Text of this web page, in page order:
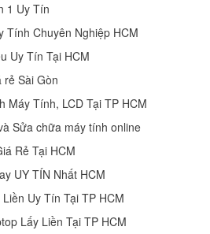
1 Uy Tín
Tính Chuyên Nghiệp HCM
Uy Tín Tại HCM
rẻ Sài Gòn
Máy Tính, LCD Tại TP HCM
Sửa chữa máy tính online
Rẻ Tại HCM
UY TÍN Nhất HCM
Uy Tín Tại TP HCM
Lấy Liền Tại TP HCM